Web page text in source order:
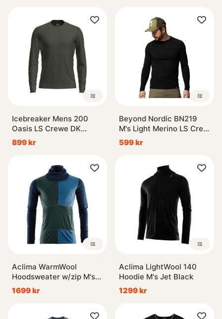
Icebreaker Mens 200
Oasis LS Crewe DK
Loden
899 kr
Beyond Nordic BN219
M's Light Merino LS Crew
Onyx Black
599 kr
Aclima WarmWool
Hoodsweater w/zip M's
Navy Blazer/Green
Gables/Coastal Fjord
1699 kr
Aclima LightWool 140
Hoodie M's Jet Black
1299 kr